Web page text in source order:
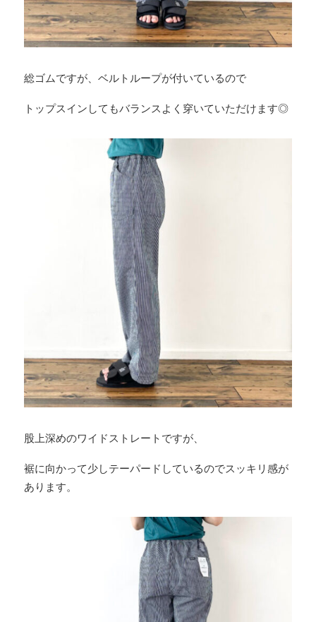
総ゴムですが、ベルトループが付いているので
トップスインしてもバランスよく穿いていただけます◎
股上深めのワイドストレートですが、
裾に向かって少しテーパードしているのでスッキリ感が
あります。